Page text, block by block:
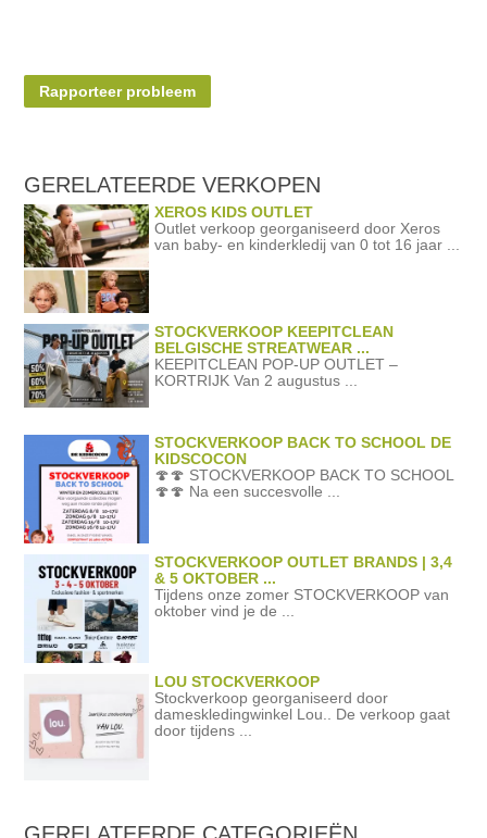
Rapporteer probleem
GERELATEERDEVERKOPEN
XEROS KIDS OUTLET
Outlet verkoop georganiseerd door Xeros
van baby- en kinderkledij van 0 tot 16 jaar ...
STOCKVERKOOP KEEPITCLEAN
BELGISCHE STREATWEAR ...
KEEPITCLEAN POP-UP OUTLET –
KORTRIJK Van 2 augustus ...
STOCKVERKOOP BACK TO SCHOOL DE
KIDSCOCON
🍄🍄 STOCKVERKOOP BACK TO SCHOOL
🍄🍄 Na een succesvolle ...
STOCKVERKOOP OUTLET BRANDS | 3,4
& 5 OKTOBER ...
Tijdens onze zomer STOCKVERKOOP van
oktober vind je de ...
LOU STOCKVERKOOP
Stockverkoop georganiseerd door
dameskledingwinkel Lou.. De verkoop gaat
door tijdens ...